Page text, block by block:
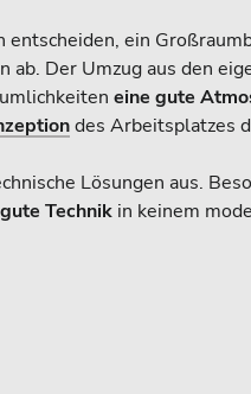
entscheiden, ein
Der Umzug aus den
eine gute
des Arbeitsplatzes
Lösungen aus.
gute Technik in keinem